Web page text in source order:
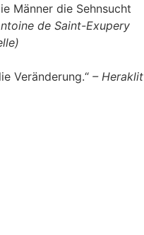
Männer die Sehnsucht
de Saint-Exupery
Veränderung.“ – Heraklit